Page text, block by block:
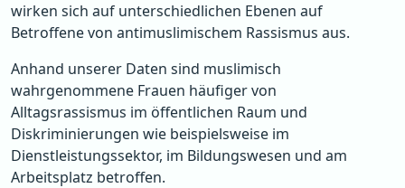
wirken sich auf unterschiedlichen Ebenen auf
Betroffene von antimuslimischem Rassismus aus.
Anhand unserer Daten sind muslimisch
wahrgenommene Frauen häufiger von
Alltagsrassismus im öffentlichen Raum und
Diskriminierungen wie beispielsweise im
Dienstleistungssektor, im Bildungswesen und am
Arbeitsplatz betroffen.